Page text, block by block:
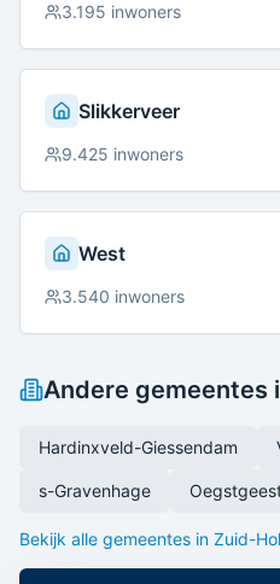
3.195 inwoners
Slikkerveer
9.425 inwoners
West
3.540 inwoners
Andere gemeentes
Hardinxveld-Giessendam
s-Gravenhage
Bekijk alle gemeentes in Zuid-